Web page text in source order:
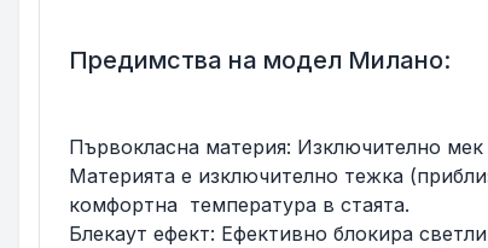
Предимства на модел Милано:
Първокласна материя: Изключително
Материята е изключително тежка
комфортна температура в стаята.
Блекаут ефект: Ефективно блокира